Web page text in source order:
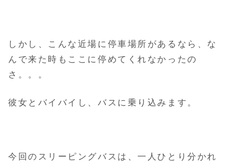
しかし、こんな近場に停車場所があるなら、な
んで来た時もここに停めてくれなかったの
さ。。。
彼女とバイバイし、バスに乗り込みます。
今回のスリーピングバスは、一人ひとり分かれ